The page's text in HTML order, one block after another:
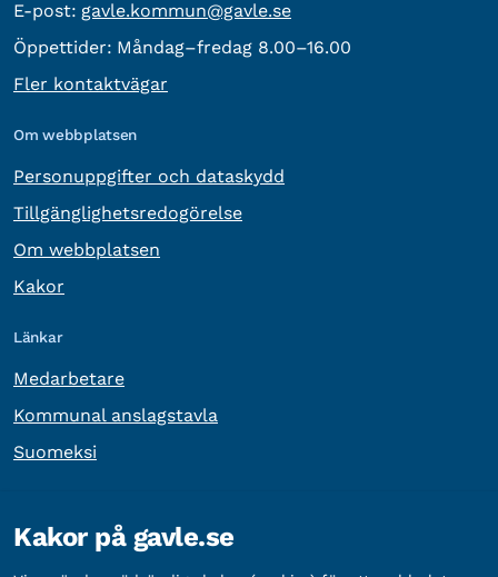
E-post: E-post:
gavle.kommun@gavle.se
Öppettider: Måndag–fredag 8.00–16.00
Fler kontaktvägar
Om webbplatsen
Personuppgifter och dataskydd
Tillgänglighetsredogörelse
Om webbplatsen
Kakor
Länkar
Medarbetare
Kommunal anslagstavla
Suomeksi
Organisationsnummer: 212000-2338
Kakor på gavle.se